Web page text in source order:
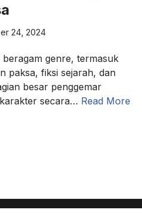
24, 2024
genre, termasuk
paksa, fiksi sejarah, dan
besar penggemar
secara… Read More